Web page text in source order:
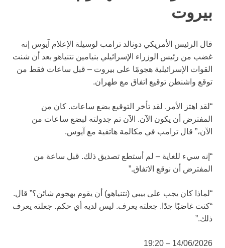
بيروت
قال الرئيس الأمريكي دونالد ترامب لوسيلة الإعلام آيوس إنه
غضب من رئيس الوزراء الإسرائيلي بنيامين نتنياهو بعد أن شنت
القوات الإسرائيلية هجومًا على بيروت – قبل ساعات فقط من
توقع واشنطن توقيع اتفاق مع طهران.
“لقد اهتز الأمر. لقد تأخر التوقيع بضع ساعات. كان من
المفترض أن يكون الآن. الآن تم جدولته لبضع ساعات من
الآن،” قال ترامب في مكالمة هاتفية مع آيوس.
“إنه سيء للغاية – لم أستطع تصديق ذلك. قبل ساعة من
المفترض أن نوقع الاتفاق.”
“لماذا كان يجب على بيبي (نتنياهو) أن يقوم بهجوم شائن؟” قال.
“كنت غاضبًا جدًا. جعلته يعرف. ليس لديه أي حكم. جعلته يعرف
ذلك.”
14/06/2026 – 19:20